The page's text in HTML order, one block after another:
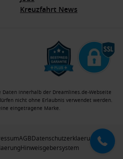
Kreuzfahrt News
innerhalb der Dreamlines.de-Webseite
nicht ohne Erlaubnis verwendet werden.
eingetragene Marke.
AGBDatenschutzerklaerung
Hinweisgebersystem